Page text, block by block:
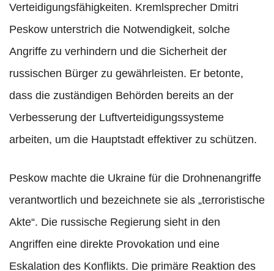
Verteidigungsfähigkeiten. Kremlsprecher Dmitri
Peskow unterstrich die Notwendigkeit, solche
Angriffe zu verhindern und die Sicherheit der
russischen Bürger zu gewährleisten. Er betonte,
dass die zuständigen Behörden bereits an der
Verbesserung der Luftverteidigungssysteme
arbeiten, um die Hauptstadt effektiver zu schützen.
Peskow machte die Ukraine für die Drohnenangriffe
verantwortlich und bezeichnete sie als „terroristische
Akte“. Die russische Regierung sieht in den
Angriffen eine direkte Provokation und eine
Eskalation des Konflikts. Die primäre Reaktion des